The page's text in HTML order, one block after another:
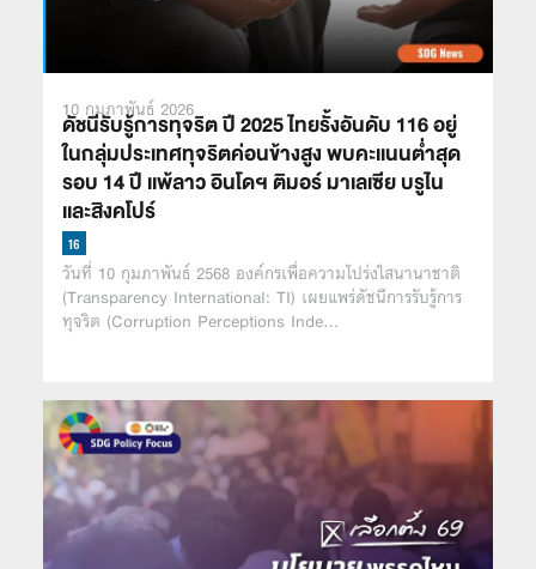
10 กุมภาพันธ์ 2026
ดัชนีรับรู้การทุจริต ปี 2025 ไทยรั้งอันดับ 116 อยู่
ในกลุ่มประเทศทุจริตค่อนข้างสูง พบคะเเนนต่ำสุด
รอบ 14 ปี เเพ้ลาว อินโดฯ ติมอร์ มาเลเซีย บรูไน
เเละสิงคโปร์
วันที่ 10 กุมภาพันธ์ 2568 องค์กรเพื่อความโปร่งใสนานาชาติ
(Transparency International: TI) เผยแพร่ดัชนีการรับรู้การ
ทุจริต (Corruption Perceptions Inde…